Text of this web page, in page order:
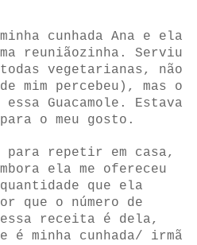
cunhada Ana e ela
reuniãozinha. Serviu
vegetarianas, não
mim percebeu), mas o
Guacamole. Estava
o meu gosto.
repetir em casa,
ela me ofereceu
que ela
que o número de
receita é dela,
minha cunhada/ irmã